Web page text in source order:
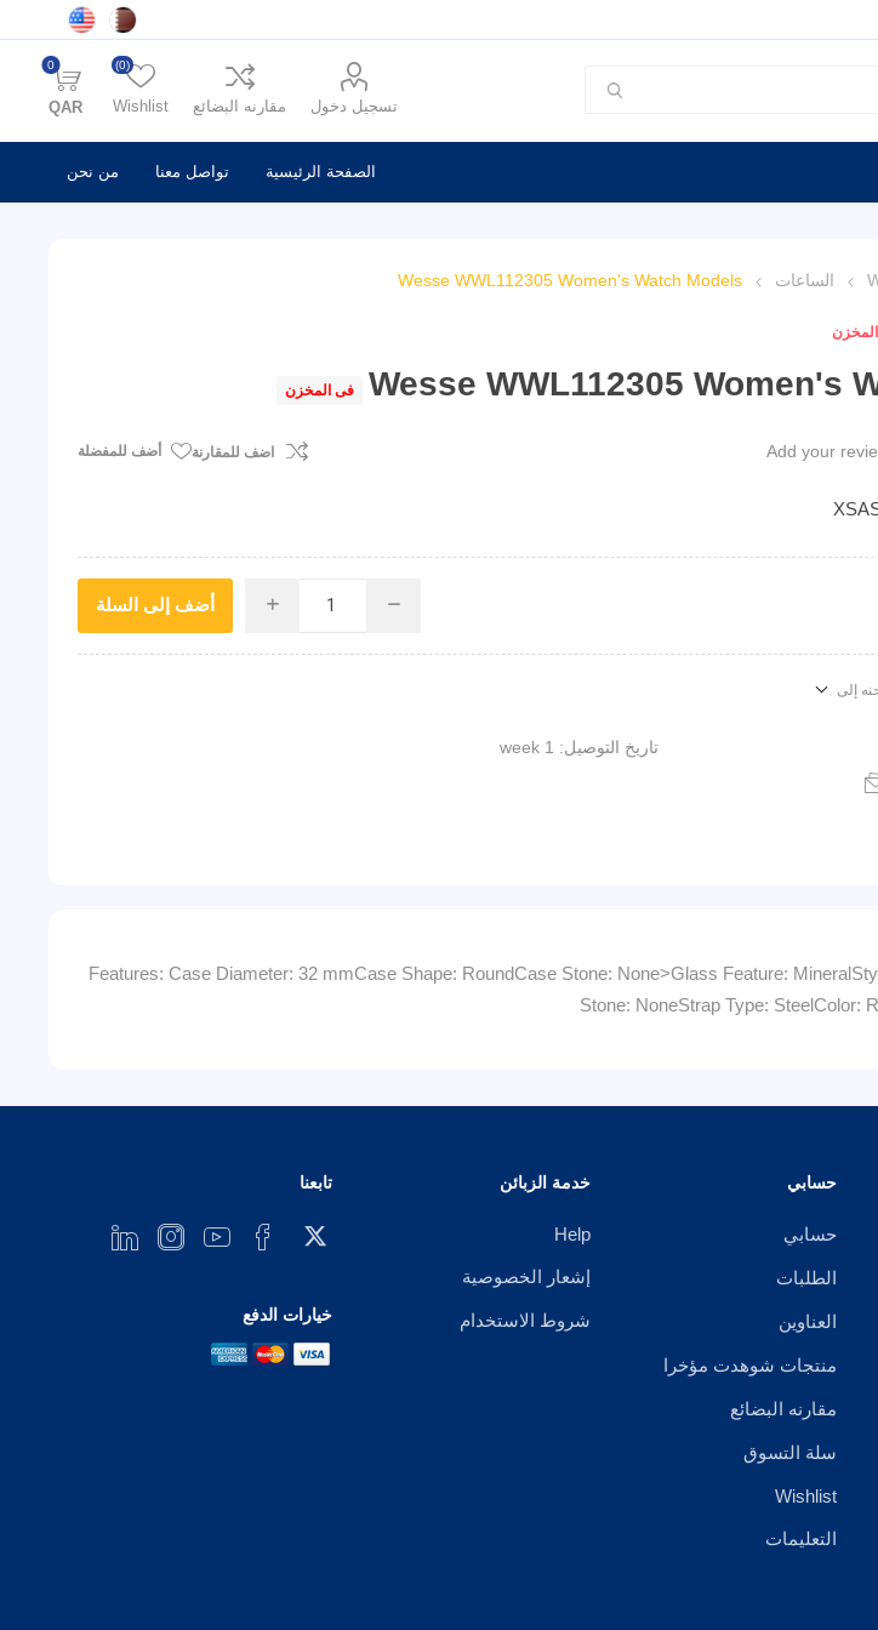
تسجيل دخول مقارنه البضائع Wishlist
(0)
0
QAR
الصفحة الرئيسية تواصل معنا من نحن
الساعات Wesse WWL112305 Women's Watch Models
المخزن
Wesse WWL112305 Women's فى المخزن
Add your اضف للمقارنة أضف للمفضلة
i h أضف إلى السلة
إلى
تاريخ التوصيل: 1 week
Features: Case Diameter: 32 mmCase Shape: RoundCase Stone: None>Glass Feature:
Stone: NoneStrap Type: SteelColor:
حسابي
حسابي
الطلبات
العناوين
منتجات شوهدت مؤخرا
مقارنه البضائع
سلة التسوق
Wishlist
التعليمات
خدمة الزبائن
Help
إشعار الخصوصية
شروط الاستخدام
تابعنا
خيارات الدفع